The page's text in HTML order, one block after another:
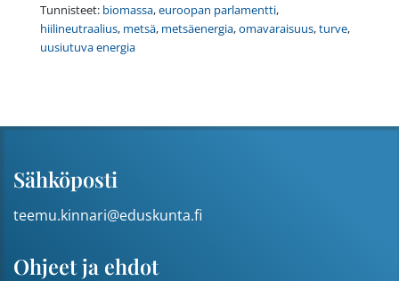
Tunnisteet: biomassa,euroopan parlamentti,
hiilineutraalius, metsä, metsäenergia,omavaraisuus,turve,
uusiutuva energia
Sähköposti
teemu.kinnari@eduskunta.fi
Ohjeet ja ehdot